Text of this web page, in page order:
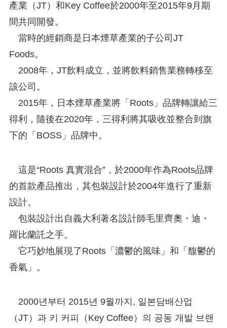
產業（JT）和Key Coffee於2000年至2015年9月期
間共同開發。
當時的經銷商是日本煙草產業的子公司JT
Foods。
2008年，JT飲料成立，並將飲料銷售業務轉移至
該公司。
2015年，日本煙草產業將「Roots」品牌轉讓給三
得利，隨後在2020年，三得利將其吸收並整合到旗
下的「BOSS」品牌中。
這是“Roots 真實混合”，於2000年作為Roots品牌
的首款產品推出，其包裝設計於2004年進行了重新
設計。
包裝設計出自義大利著名設計師毛里齊奧・迪・
羅比蘭託之手。
它巧妙地展現了Roots「濃鬱的風味」和「馥鬱的
香氣」。
2000년부터 2015년 9월까지, 일본담배산업
（JT）과 키 커피（Key Coffee）의 공동 개발 브랜